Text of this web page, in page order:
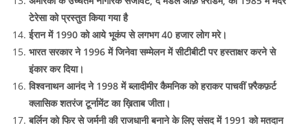
टेरेसा को प्रस्तुत किया गया है
ईरान में 1990 को आये भूकंप से लगभग 40 हजार लोग मरे।
भारत सरकार ने 1996 में जिनेवा सम्मेलन में सीटीबीटी पर हस्ताक्षर करने से
इंकार कर दिया।
विश्वनाथन आनंद ने 1998 में ब्लादीमीर कैमनिक को हराकर पाचवीं फ़्रैकफ़र्ट
क्लासिक शतरंज टूर्नामेंट का ख़िताब जीता।
बर्लिन को फिर से जर्मनी की राजधानी बनाने के लिए संसद में 1991 को मतदान